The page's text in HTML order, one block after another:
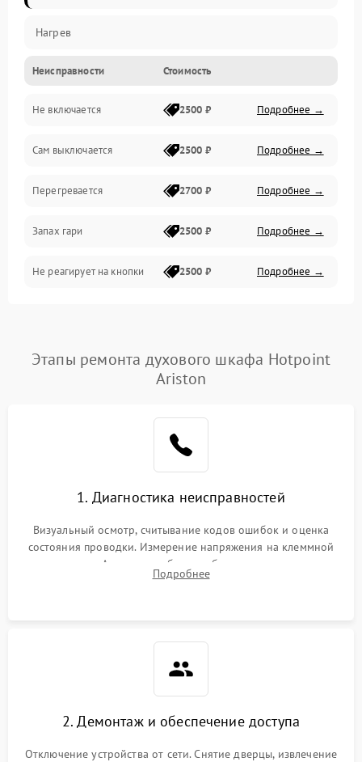
Нагрев
Неисправности Стоимость
Не включается 2500 ₽ Подробнее →
Сам выключается 2500 ₽ Подробнее →
Перегревается 2700 ₽ Подробнее →
Запах гари 2500 ₽ Подробнее →
Не реагирует на кнопки 2500 ₽ Подробнее →
Этапы ремонта духового шкафа Hotpoint
Ariston
1. Диагностика неисправностей
Визуальный осмотр, считывание кодов ошибок и оценка
состояния проводки. Измерение напряжения на клеммной
колодке. Анализ жалоб на проблемы с нагревом,
конвекцией, панелью управления или блокировкой дверцы.
Подробнее
2. Демонтаж и обеспечение доступа
Отключение устройства от сети. Снятие дверцы, извлечение